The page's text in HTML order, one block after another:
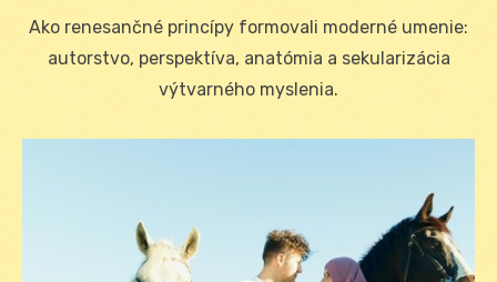
Ako renesančné princípy formovali moderné umenie:
autorstvo, perspektíva, anatómia a sekularizácia
výtvarného myslenia.